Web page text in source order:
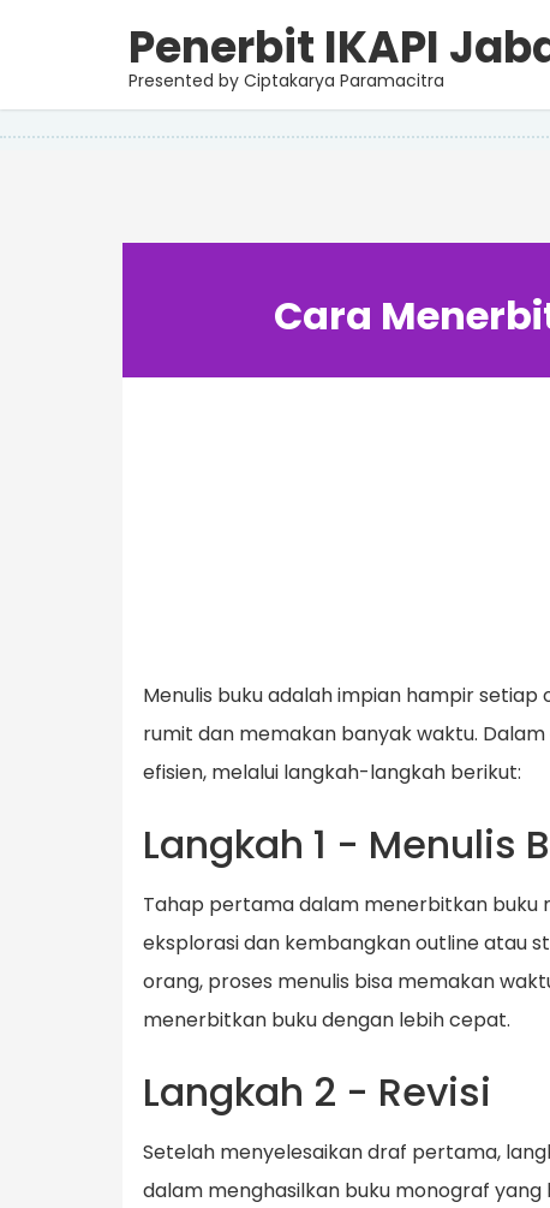
Penerbit IKAPI
Presented by Ciptakarya Paramacitra
Selasa, 05 September 2023
Cara Menerbit Buku
Cara
Menulis buku adalah impian hampir setiap
rumit dan memakan banyak waktu.
efisien, melalui langkah-langkah berikut:
Langkah 1 - Menulis
Tahap pertama dalam menerbitkan buku
eksplorasi dan kembangkan outline atau
orang, proses menulis bisa memakan
menerbitkan buku dengan lebih cepat.
Langkah 2 - Revisi
Setelah menyelesaikan draf pertama,
dalam menghasilkan buku monograf